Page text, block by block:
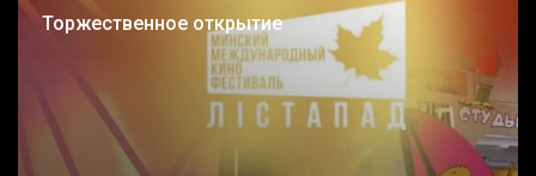
Торжественное открытие